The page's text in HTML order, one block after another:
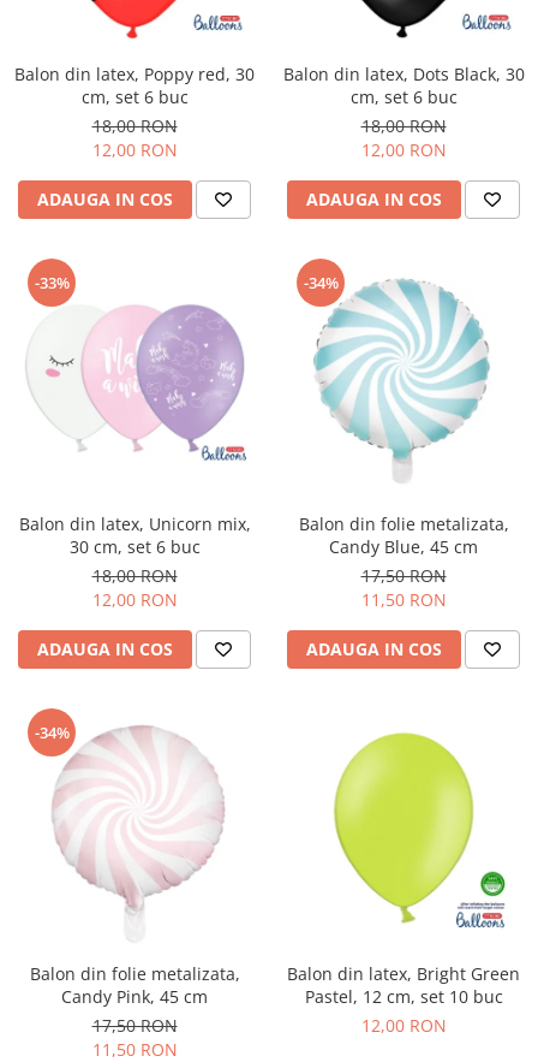
Sabloane - Embosere
Ustensile ciocolata
AMBALARE & PREZENTARE
Cupcakes
Torturi
Praline - Bomboane
Eclair - Macarons
Pungi celofan
Forme pentru copt
Candybar - Catering
Alte ambalaje
DECORARE
Decoratiuni din zahar
Decoratiuni din ciocolata
Printuri Comestibile
Ornamente
RELAXARE & HOBBY
Role pentru colorat
Postere gigant
Puzzele mecanic
PETRECERI & EVENIMENTE
Paie colorate
Articole party
Toppere prajituri
DETERGENTI & CURATENIE
Balon din latex, Poppy red, 30
cm, set 6 buc
18,00 RON
12,00 RON
ADAUGA IN COS
Balon din latex, Dots Black, 30
cm, set 6 buc
18,00 RON
12,00 RON
ADAUGA IN COS
-33%
Balon din latex, Unicorn mix,
30 cm, set 6 buc
18,00 RON
12,00 RON
ADAUGA IN COS
-34%
Balon din folie metalizata,
Candy Blue, 45 cm
17,50 RON
11,50 RON
ADAUGA IN COS
-34%
Balon din folie metalizata,
Candy Pink, 45 cm
17,50 RON
11,50 RON
Balon din latex, Bright Green
Pastel, 12 cm, set 10 buc
12,00 RON